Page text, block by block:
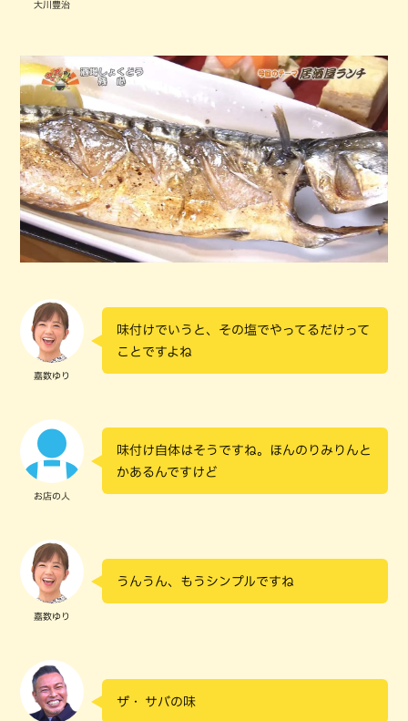
大川豊治
嘉数ゆり
味付けでいうと、その塩でやってるだけって
ことですよね
お店の人
味付け自体はそうですね。ほんのりみりんと
かあるんですけど
嘉数ゆり
うんうん、もうシンプルですね
ザ・ サバの味